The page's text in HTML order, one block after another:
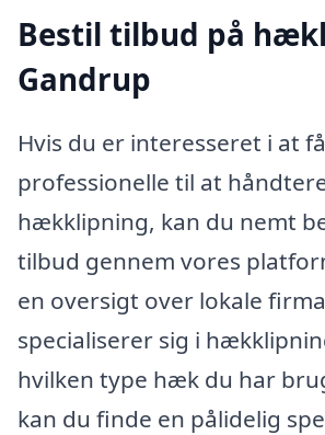
Bestil tilbud på
Gandrup
Hvis du er interesseret i at få
professionelle til at
hækklipning, kan du nemt
tilbud gennem vores
en oversigt over lokale
specialiserer sig i
hvilken type hæk du har
kan du finde en pålidelig